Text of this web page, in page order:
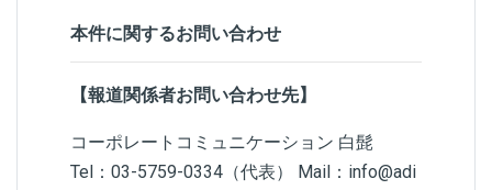
本件に関するお問い合わせ
【報道関係者お問い合わせ先】
コーポレートコミュニケーション 白髭
Tel：03-5759-0334（代表） Mail：info@adi